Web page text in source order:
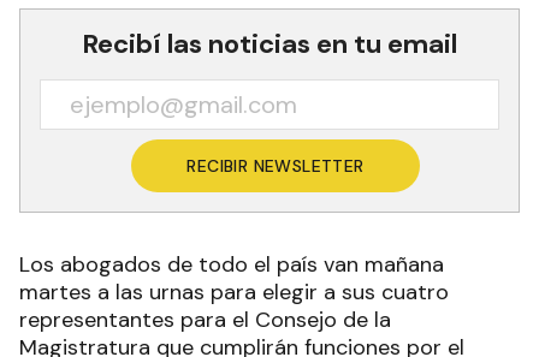
Recibí las noticias en tu email
RECIBIR NEWSLETTER
Los abogados de todo el país van mañana
martes a las urnas para elegir a sus cuatro
representantes para el Consejo de la
Magistratura que cumplirán funciones por el